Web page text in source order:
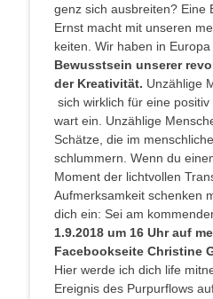
genz sich aus­brei­ten? Eine
Ernst macht mit unse­ren
kei­ten. Wir haben in Euro­pa
Bewusst­sein unse­rer
der Krea­ti­vi­tät. Unzäh­li­ge
sich wirk­lich für eine
wart ein. Unzäh­li­ge
Schät­ze, die im
schlum­mern. Wenn du
Moment der licht­vol­len
Auf­merk­sam­keit schen­ken
dich ein: Sei am
1.9.2018 um 16 Uhr auf
Face­book­sei­te Chris­ti­ne
Hier wer­de ich dich life
Ereig­nis des Pur­pur­flows